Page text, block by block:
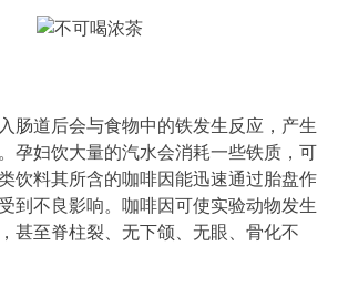
肠道后会与食物中的铁发生反应，产生
孕妇饮大量的汽水会消耗一些铁质，可
饮料其所含的咖啡因能迅速通过胎盘作
到不良影响。咖啡因可使实验动物发生
甚至脊柱裂、无下颌、无眼、骨化不